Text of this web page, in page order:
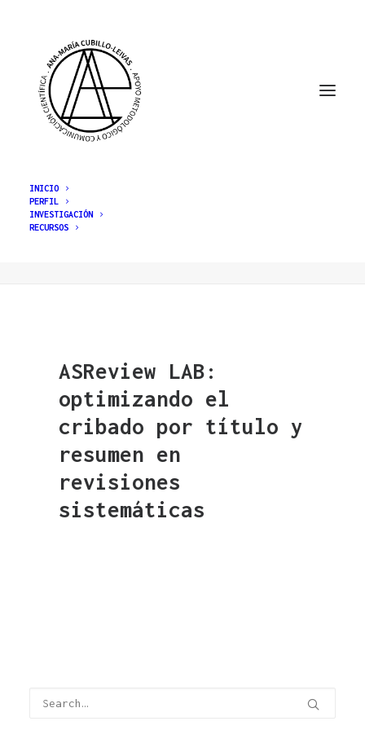
INICIO
PERFIL
INVESTIGACIÓN
RECURSOS
ASReview LAB:
optimizando el
cribado por título y
resumen en
revisiones
sistemáticas